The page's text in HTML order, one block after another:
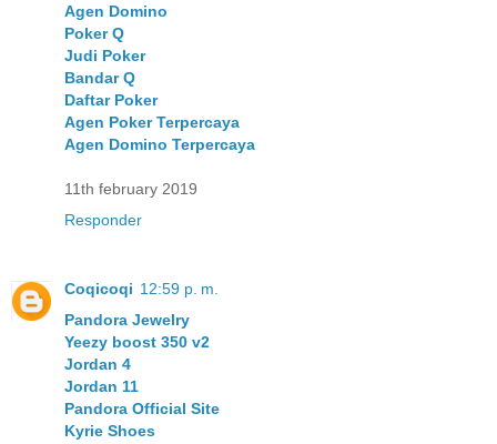
Agen Domino
Poker Q
Judi Poker
Bandar Q
Daftar Poker
Agen Poker Terpercaya
Agen Domino Terpercaya
11th february 2019
Responder
Coqicoqi 12:59 p. m.
Pandora Jewelry
Yeezy boost 350 v2
Jordan 4
Jordan 11
Pandora Official Site
Kyrie Shoes